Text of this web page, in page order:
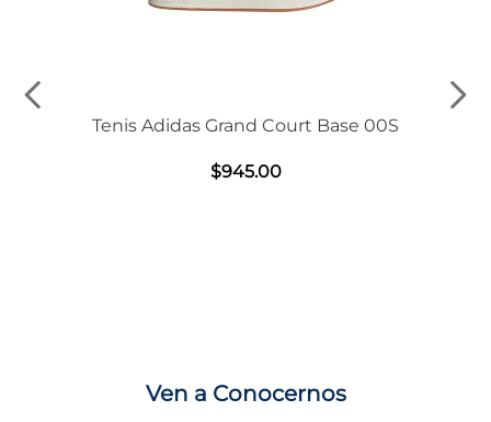
Tenis Adidas Grand Court Base 00S
$945.00
Ven a Conocernos